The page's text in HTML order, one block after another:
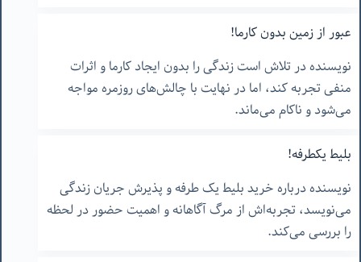
عبور از زمین بدون کارما!
نویسنده در تلاش است زندگی را بدون ایجاد کارما و اثرات
منفی تجربه کند، اما در نهایت با چالش‌های روزمره مواجه
می‌شود و ناکام می‌ماند.
بلیط یکطرفه!
نویسنده درباره خرید بلیط یک طرفه و پذیرش جریان زندگی
می‌نویسد، تجربه‌اش از مرگ آگاهانه و اهمیت حضور در لحظه
را بررسی می‌کند.